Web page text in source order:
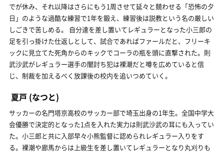
でが休み、それ以降はさらにもう1周させて延々と競わせる「恐怖の夕
日」のような過酷な練習で1年を鍛え、練習後は説教という名の厳しい
しごきで苦しめる。 自分達を差し置いてレギュラーとなった小三郎の
足を引っ掛けた仕返しとして、試合であればファールだと、フリーキ
ックに見立てた死角からのキックでコーラの瓶を頭に直撃された。則
武沙武がレギュラー選手の闇討ち犯は裸潮だと噂を広めていると信
じ、制裁を加えるべく放課後の校内を追いつめていく。
夏戸 (なつと)
サッカーの名門塔京高校のサッカー部で埼玉出身の1年生。全国中学大
会優勝で決定的となった1点を入れた実力は則武沙武の耳にも入ってい
た。小三郎と共に入部早々小熊監督に認められレギュラー入りをす
る。裸潮や廊馬からは上級生を差し置いてレギュラーとなり丸刈りも